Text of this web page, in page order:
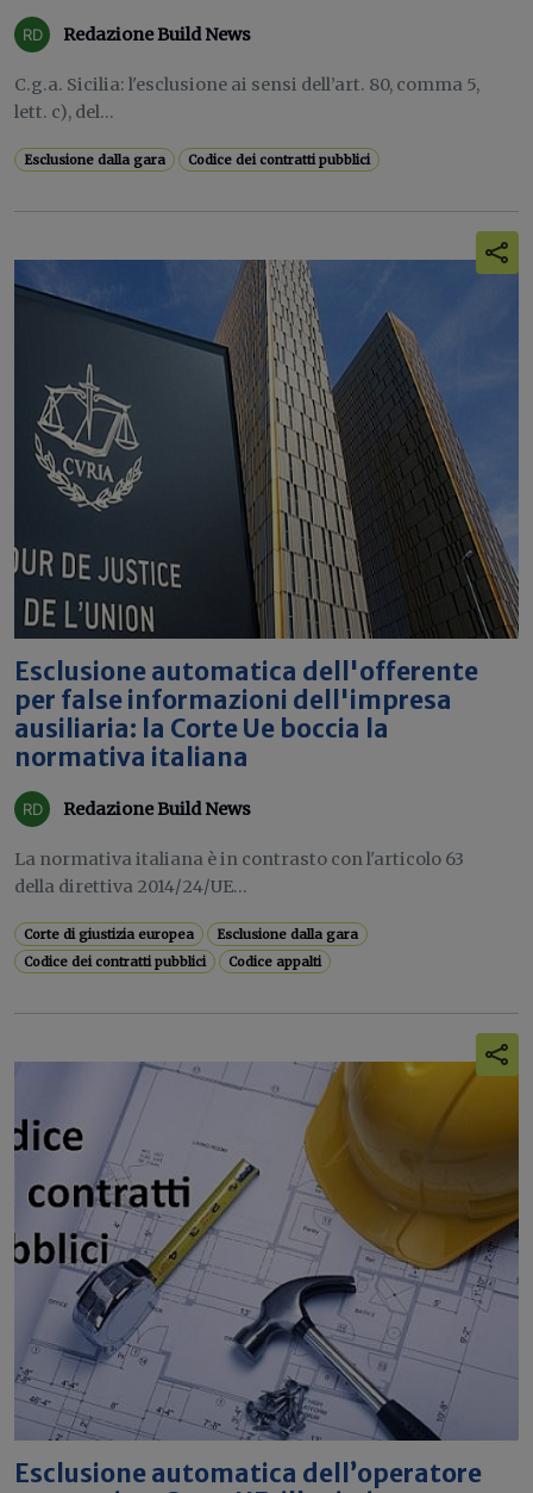
Redazione Build News
C.g.a. Sicilia: l'esclusione ai sensi dell’art. 80, comma 5,
lett. c), del...
Esclusione dalla gara Codice dei contratti pubblici
Esclusione automatica dell'offerente
per false informazioni dell'impresa
ausiliaria: la Corte Ue boccia la
normativa italiana
Redazione Build News
La normativa italiana è in contrasto con l'articolo 63
della direttiva 2014/24/UE...
Corte di giustizia europea
Esclusione dalla gara
Codice dei contratti pubblici
Codice appalti
Esclusione automatica dell’operatore